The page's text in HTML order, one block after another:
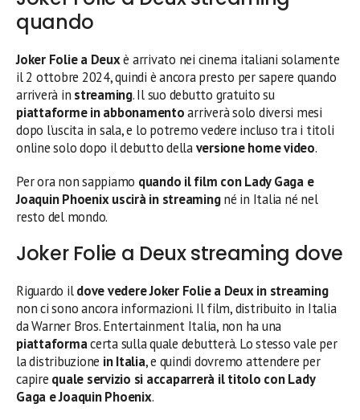
quando
Joker Folie a Deuxè arrivato nei cinema italiani solamente
il 2 ottobre 2024, quindi è ancora presto per sapere quando
arriverà in streaming. Il suo debutto gratuito su
piattaforme in abbonamentoarriverà solo diversi mesi
dopo l’uscita in sala, e lo potremo vedere incluso tra i titoli
online solo dopo il debutto dellaversione home video.
Per ora non sappiamo quando il film conLady Gaga e
Joaquin Phoenix uscirà in streamingné in Italia né nel
resto del mondo.
Joker Folie a Deux streaming dove
Riguardo ildove vedereJoker Folie a Deuxin streaming
non ci sono ancora informazioni. Il film, distribuito in Italia
da Warner Bros. Entertainment Italia, non ha una
piattaformacerta sulla quale debutterà. Lo stesso vale per
la distribuzione in Italia, e quindi dovremo attendere per
capire quale servizio si accaparrerà il titolo conLady
Gaga e Joaquin Phoenix.